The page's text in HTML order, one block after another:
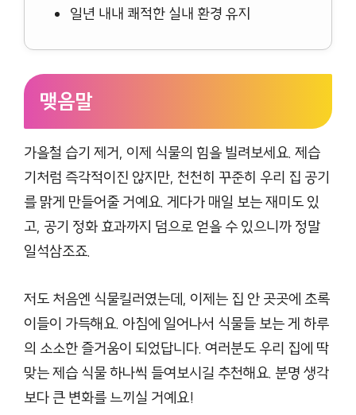
일년 내내 쾌적한 실내 환경 유지
맺음말
가을철 습기 제거, 이제 식물의 힘을 빌려보세요. 제습
기처럼 즉각적이진 않지만, 천천히 꾸준히 우리 집 공기
를 맑게 만들어줄 거예요. 게다가 매일 보는 재미도 있
고, 공기 정화 효과까지 덤으로 얻을 수 있으니까 정말
일석삼조죠.
저도 처음엔 식물킬러였는데, 이제는 집 안 곳곳에 초록
이들이 가득해요. 아침에 일어나서 식물들 보는 게 하루
의 소소한 즐거움이 되었답니다. 여러분도 우리 집에 딱
맞는 제습 식물 하나씩 들여보시길 추천해요. 분명 생각
보다 큰 변화를 느끼실 거예요!